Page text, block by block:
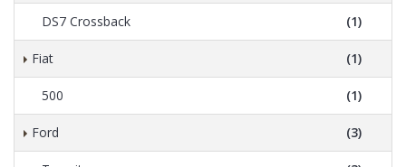
DS7 Crossback (1)
Fiat (1)
500 (1)
Ford (3)